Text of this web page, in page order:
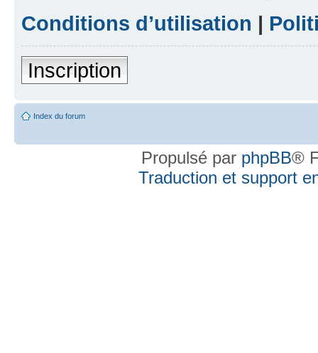
Conditions d’utilisation |
Inscription
Index du forum
Propulsé par phpBB®
Traduction et support